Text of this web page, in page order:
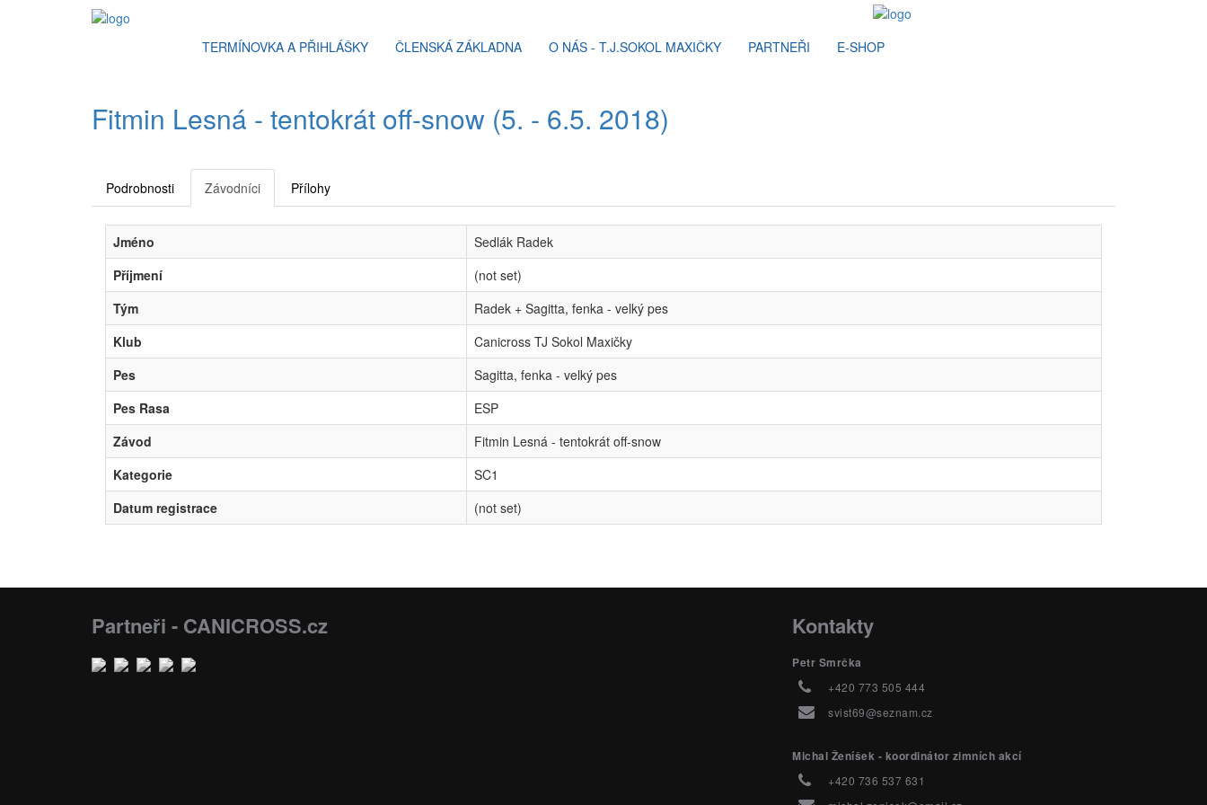
TERMÍNOVKA A PŘIHLÁŠKY ČLENSKÁ ZÁKLADNA O NÁS - T.J.SOKOL MAXIČKY PARTNEŘI E-SHOP
Fitmin Lesná - tentokrát off-snow (5. - 6.5. 2018)
Podrobnosti Závodníci Přílohy
Jméno
Sedlák Radek
Příjmení
(not set)
Tým
Radek + Sagitta, fenka - velký pes
Klub
Canicross TJ Sokol Maxičky
Pes
Sagitta, fenka - velký pes
Pes Rasa
ESP
Závod
Fitmin Lesná - tentokrát off-snow
Kategorie
SC1
Datum registrace
(not set)
Partneři - CANICROSS.cz Kontakty
Petr Smrčka
+420 773 505 444
svist69@seznam.cz
Michal Ženíšek - koordinátor zimních akcí
+420 736 537 631